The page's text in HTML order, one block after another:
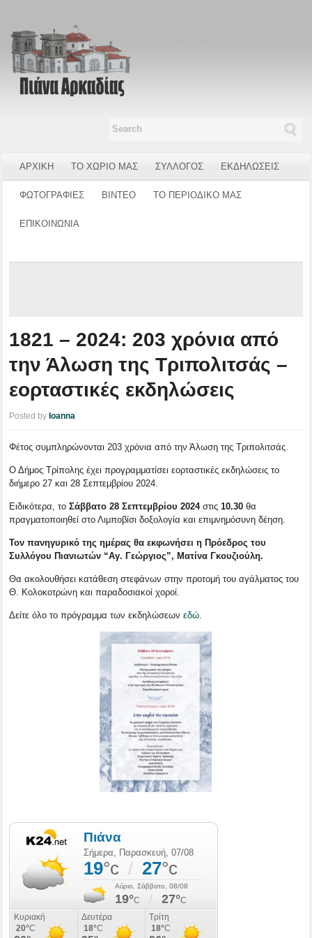
ΑΡΧΙΚΗ ΤΟ ΧΩΡΙΟ ΜΑΣ ΣΥΛΛΟΓΟΣ ΕΚΔΗΛΩΣΕΙΣ
ΦΩΤΟΓΡΑΦΙΕΣ ΒΙΝΤΕΟ ΤΟ ΠΕΡΙΟΔΙΚΟ ΜΑΣ
ΕΠΙΚΟΙΝΩΝΙΑ
1821 – 2024: 203 χρόνια από
την Άλωση της Τριπολιτσάς –
εορταστικές εκδηλώσεις
Posted by Ioanna
Φέτος συμπληρώνονται 203 χρόνια από την Άλωση της Τριπολιτσάς.
Ο Δήμος Τρίπολης έχει προγραμματίσει εορταστικές εκδηλώσεις το
διήμερο 27 και 28 Σεπτεμβρίου 2024.
Ειδικότερα, τοΣάββατο 28 Σεπτεμβρίου 2024στις10.30 θα
πραγματοποιηθεί στο Λιμποβίσι δοξολογία και επιμνημόσυνη δέηση.
Τον πανηγυρικό της ημέρας θα εκφωνήσει η Πρόεδρος του
Συλλόγου Πιανιωτών “Αγ. Γεώργιος”, Ματίνα Γκουζιούλη.
Θα ακολουθήσει κατάθεση στεφάνων στην προτομή του αγάλματος του
Θ. Κολοκοτρώνη και παραδοσιακοί χοροί.
Δείτε όλο το πρόγραμμα των εκδηλώσεωνεδώ.